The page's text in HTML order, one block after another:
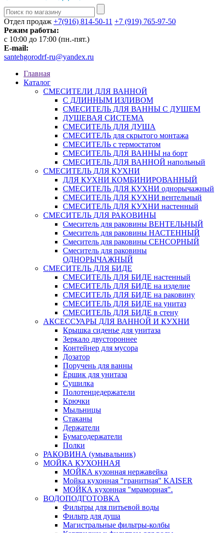
Отдел продаж +7(916) 814-50-11 +7 (919) 765-97-50
Режим работы:
c 10:00 до 17:00 (пн.-пят.)
E-mail:
santehgorodrf-ru@yandex.ru
Главная
Каталог
СМЕСИТЕЛИ ДЛЯ ВАННОЙ
С ДЛИННЫМ ИЗЛИВОМ
СМЕСИТЕЛЬ ДЛЯ ВАННЫ С ДУШЕМ
ДУШЕВАЯ СИСТЕМА
СМЕСИТЕЛЬ ДЛЯ ДУША
СМЕСИТЕЛЬ для скрытого монтажа
СМЕСИТЕЛЬ с термостатом
СМЕСИТЕЛЬ ДЛЯ ВАННЫ на борт
СМЕСИТЕЛЬ ДЛЯ ВАННОЙ напольный
СМЕСИТЕЛЬ ДЛЯ КУХНИ
ДЛЯ КУХНИ КОМБИНИРОВАННЫЙ
СМЕСИТЕЛЬ ДЛЯ КУХНИ однорычажный
СМЕСИТЕЛЬ ДЛЯ КУХНИ вентельный
СМЕСИТЕЛЬ ДЛЯ КУХНИ настенный
СМЕСИТЕЛЬ ДЛЯ РАКОВИНЫ
Смеситель для раковины ВЕНТЕЛЬНЫЙ
Смеситель для раковины НАСТЕННЫЙ
Смеситель для раковины СЕНСОРНЫЙ
Смеситель для раковины
ОДНОРЫЧАЖНЫЙ
СМЕСИТЕЛЬ ДЛЯ БИДЕ
СМЕСИТЕЛЬ ДЛЯ БИДЕ настенный
СМЕСИТЕЛЬ ДЛЯ БИДЕ на изделие
СМЕСИТЕЛЬ ДЛЯ БИДЕ на раковину
СМЕСИТЕЛЬ ДЛЯ БИДЕ на унитаз
СМЕСИТЕЛЬ ДЛЯ БИДЕ в стену
АКСЕССУАРЫ ДЛЯ ВАННОЙ И КУХНИ
Крышка сиденье для унитаза
Зеркало двустороннее
Контейнер для мусора
Дозатор
Поручень для ванны
Ёршик для унитаза
Сушилка
Полотенцедержатели
Крючки
Мыльницы
Стаканы
Держатели
Бумагодержатели
Полки
РАКОВИНА (умывальник)
МОЙКА КУХОННАЯ
МОЙКА кухонная нержавейка
Мойка кухонная "гранитная" KAISER
МОЙКА кухонная "мраморная".
ВОДОПОДГОТОВКА
Фильтры для питьевой воды
Фильтр для душа
Магистральные фильтры-колбы